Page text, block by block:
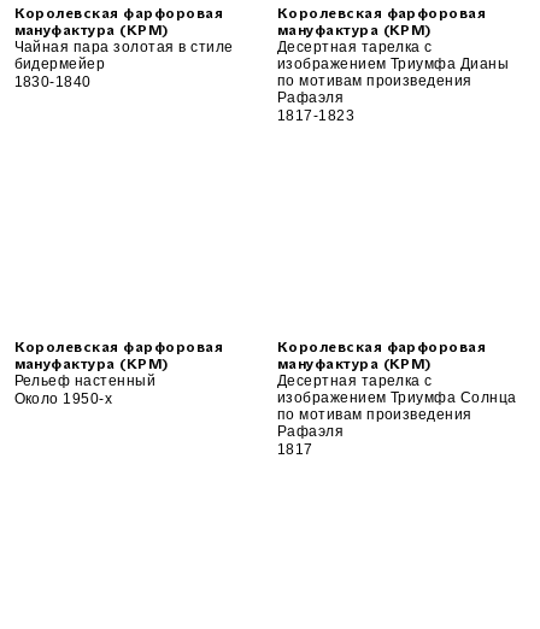
Королевская фарфоровая
мануфактура (KPM)
Чайная пара золотая в стиле
бидермейер
1830-1840
Королевская фарфоровая
мануфактура (KPM)
Десертная тарелка с
изображением Триумфа Дианы
по мотивам произведения
Рафаэля
1817-1823
Королевская фарфоровая
мануфактура (KPM)
Рельеф настенный
Около 1950-х
Королевская фарфоровая
мануфактура (KPM)
Десертная тарелка с
изображением Триумфа Солнца
по мотивам произведения
Рафаэля
1817